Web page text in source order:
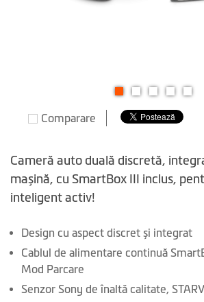
beginning
images
Comparare
Cameră auto duală discretă,
mașină, cu SmartBox III inclus,
inteligent activ!
Design cu aspect discret și integrat
Cablul de alimentare continuă
Mod Parcare
Senzor Sony de înaltă calitate,